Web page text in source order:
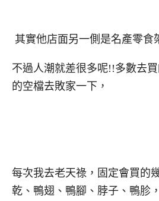
其實他店面另一側是名產零食
不過人潮就差很多呢!!多數去
的空檔去敗家一下，
每次我去老天祿，固定會買的
乾、鴨翅、鴨腳、脖子、鴨胗，